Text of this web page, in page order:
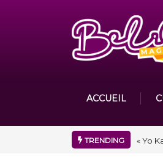
ACCUEIL
TRENDING «